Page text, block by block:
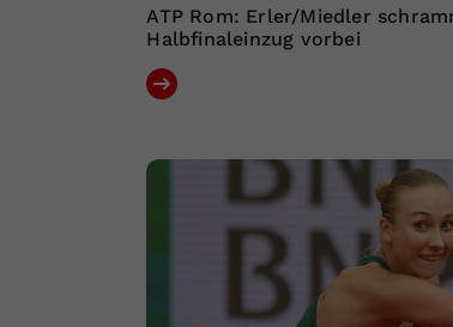
ATP Rom: Erler/Miedler
Halbfinaleinzug vorbei